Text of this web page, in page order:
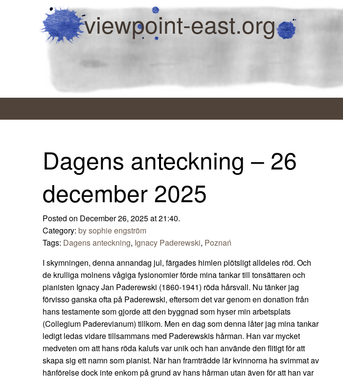
viewpoint-east.org
Dagens anteckning – 26
december 2025
Posted on December 26, 2025 at 21:40.
Category: by sophie engström
Tags: Dagens anteckning, Ignacy Paderewski, Poznań
I skymningen, denna annandag jul, färgades himlen plötsligt alldeles röd. Och
de krulliga molnens vågiga fysionomier förde mina tankar till tonsättaren och
pianisten Ignacy Jan Paderewski (1860-1941) röda hårsvall. Nu tänker jag
förvisso ganska ofta på Paderewski, eftersom det var genom en donation från
hans testamente som gjorde att den byggnad som hyser min arbetsplats
(Collegium Paderevianum) tillkom. Men en dag som denna låter jag mina tankar
ledigt ledas vidare tillsammans med Paderewskis hårman. Han var mycket
medveten om att hans röda kalufs var unik och han använde den flitigt för att
skapa sig ett namn som pianist. När han framträdde lär kvinnorna ha svimmat av
hänförelse dock inte enkom på grund av hans hårman utan även för att han var